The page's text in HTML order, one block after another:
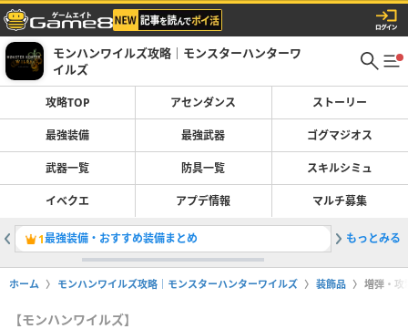
モンハンワイルズ攻略｜モンスターハンターワ
イルズ
攻略TOP アセンダンス ストーリー
最強装備 最強武器 ゴグマジオス
武器一覧 防具一覧 スキルシミュ
イベクエ アプデ情報 マルチ募集
1最強装備・おすすめ装備まとめ 2巨戟ア
もっとみる
ホーム モンハンワイルズ攻略｜モンスターハンターワイルズ 装飾品 増弾・攻
【モンハンワイルズ】